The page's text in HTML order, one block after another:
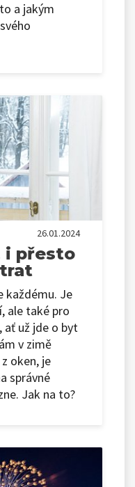
a jakým
26.01.2024
i přesto
každému. Je
ale také pro
ať už jde o byt
v zimě
oken, je
správné
Jak na to?